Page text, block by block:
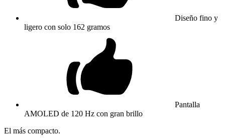
Diseño fino y
ligero con solo 162 gramos
Pantalla
AMOLED de 120 Hz con gran brillo
El más compacto.